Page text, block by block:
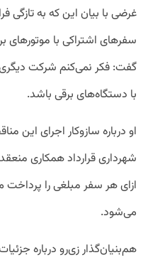
غرضی با بیان این که به تازگی
سفرهای اشتراکی با
گفت: فکر نمی‌کنم شرکت
با دستگاه‌های برقی باشد.
او درباره سازوکار اجرای این
شهرداری قرارداد همکاری
ازای هر سفر مبلغی را پرداخت
می‌شود.
هم‌بنیان‌گذار زی‌رو درباره